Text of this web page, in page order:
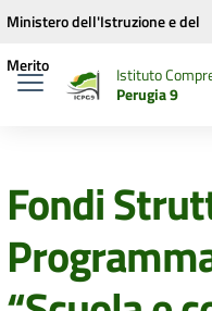
Vai ai contenuti
Vai al menu di navigazione
Vai al footer
Ministero dell'Istruzione e del
Merito
Istituto
Perugia 9
Fondi